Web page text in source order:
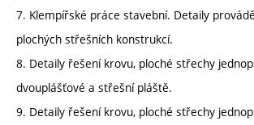
7. Klempířské práce stavební. Detaily
plochých střešních konstrukcí.
8. Detaily řešení krovu, ploché střechy
dvouplášťové a střešní pláště.
9. Detaily řešení krovu, ploché střechy